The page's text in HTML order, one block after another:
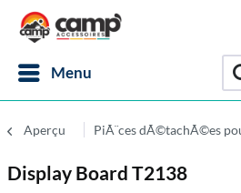
Menu
Aperçu PiÃ¨ces dÃ©tachÃ©es
Display Board T2138